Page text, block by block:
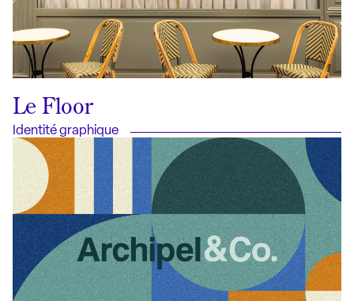
Le Floor
Identité graphique